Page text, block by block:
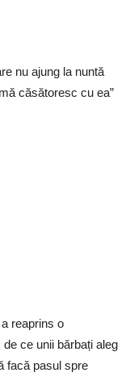
reaprins o
ce unii bărbați aleg
facă pasul spre